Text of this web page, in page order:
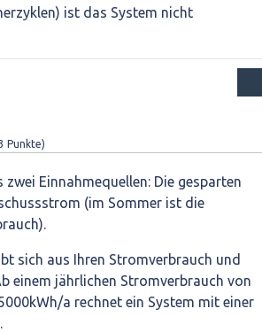
ist das System nicht
Punkte)
Einnahmequellen: Die gesparten
(im Sommer ist die
sich aus Ihren Stromverbrauch und
einem jährlichen Stromverbrauch von
a rechnet ein System mit einer